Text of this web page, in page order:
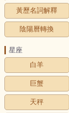
黃歷名詞解釋
陰陽曆轉換
星座
白羊
巨蟹
天秤